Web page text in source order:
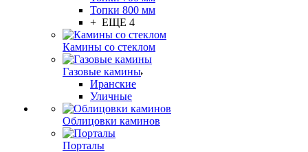
Топки 800 мм
+ ЕЩЕ 4
Камины со стеклом
Газовые камины
Иранские
Уличные
Облицовки каминов
Порталы